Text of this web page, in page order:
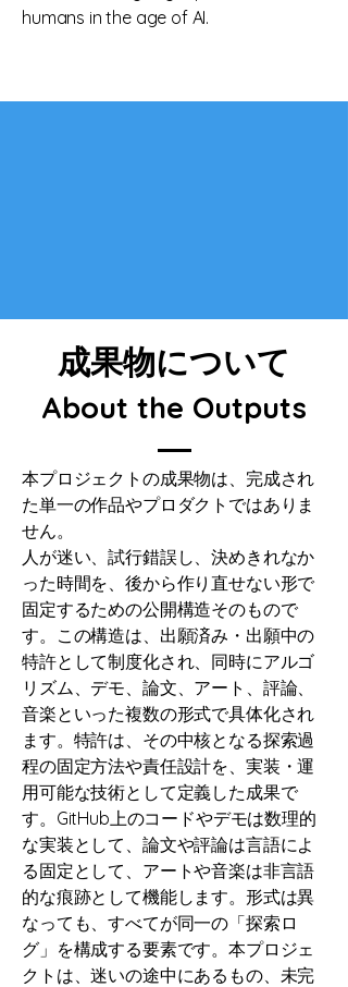
humans in the age of AI.
成果物について
About the Outputs
本プロジェクトの成果物は、完成され
た単一の作品やプロダクトではありま
せん。
人が迷い、試行錯誤し、決めきれなか
った時間を、後から作り直せない形で
固定するための公開構造そのもので
す。この構造は、出願済み・出願中の
特許として制度化され、同時にアルゴ
リズム、デモ、論文、アート、評論、
音楽といった複数の形式で具体化され
ます。特許は、その中核となる探索過
程の固定方法や責任設計を、実装・運
用可能な技術として定義した成果で
す。GitHub上のコードやデモは数理的
な実装として、論文や評論は言語によ
る固定として、アートや音楽は非言語
的な痕跡として機能します。形式は異
なっても、すべてが同一の「探索ロ
グ」を構成する要素です。本プロジェ
クトは、迷いの途中にあるもの、未完